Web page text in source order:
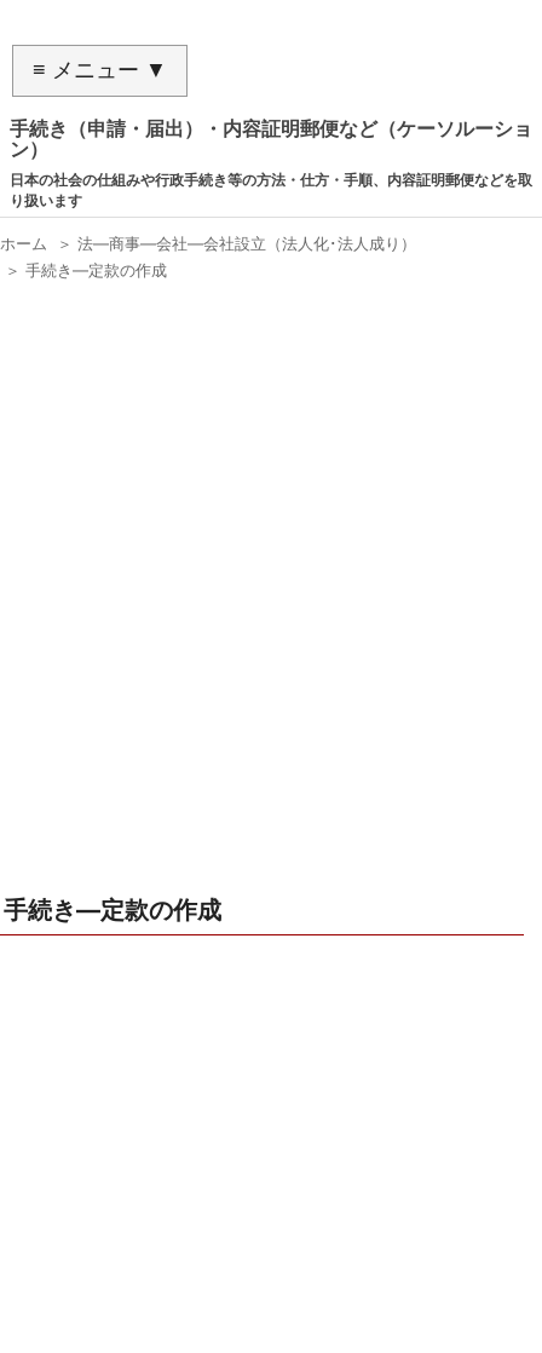
≡ メニュー ▼
手続き（申請・届出）・内容証明郵便など（ケーソルーショ
ン）
日本の社会の仕組みや行政手続き等の方法・仕方・手順、内容証明郵便などを取
り扱います
ホーム ＞ 法―商事―会社―会社設立（法人化･法人成り）
＞ 手続き―定款の作成
手続き―定款の作成